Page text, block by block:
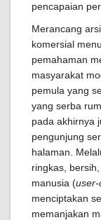
pencapaian
Merancang
komersial
pemahaman
masyarakat
pemula yang
yang serba
pada akhirnya
pengunjung
halaman.
ringkas,
manusia (user-
menciptakan
memanjakan